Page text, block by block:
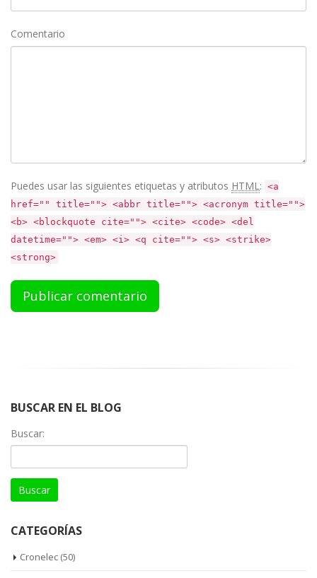
Comentario
Puedes usar las siguientes etiquetas y atributos HTML: <a
href="" title=""> <abbr title=""> <acronym title="">
<b> <blockquote cite=""> <cite> <code> <del
datetime=""> <em> <i> <q cite=""> <s> <strike>
<strong>
BUSCAR EN EL BLOG
Buscar:
CATEGORÍAS
Cronelec (50)